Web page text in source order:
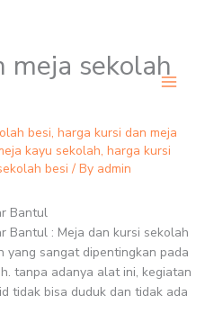
meja sekolah
besi, harga kursi dan meja
kayu sekolah, harga kursi
besi / By admin
Bantul
Bantul : Meja dan kursi sekolah
yang sangat dipentingkan pada
tanpa adanya alat ini, kegiatan
tidak bisa duduk dan tidak ada